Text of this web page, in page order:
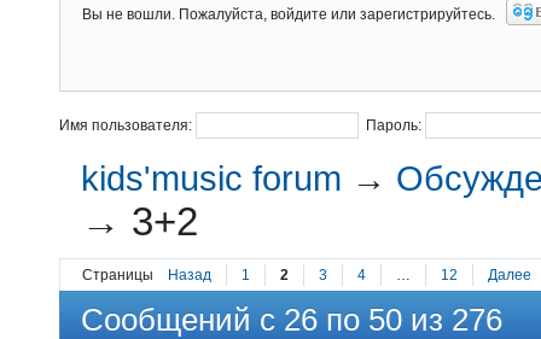
Вы не вошли. Пожалуйста, войдите или зарегистрируйтесь.
Имя пользователя: Пароль:
kids'music forum →
→ 3+2
Страницы Назад 1 2 3 4 … 12 Далее
Сообщений с 26 по 50 из 276